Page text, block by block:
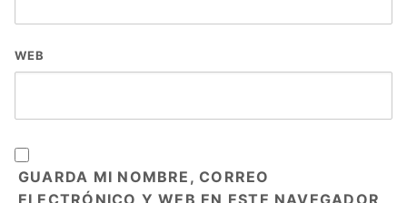
WEB
GUARDA MI NOMBRE, CORREO